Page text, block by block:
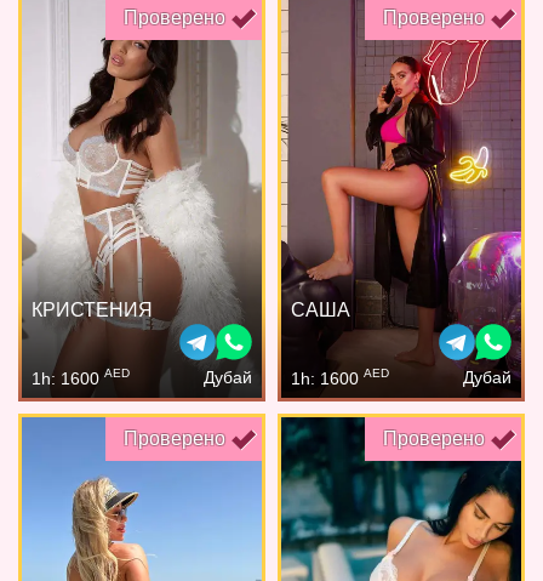
Проверено
КРИСТЕНИЯ
1h: 1600 AED Дубай
Проверено
САША
1h: 1600 AED Дубай
Проверено Проверено